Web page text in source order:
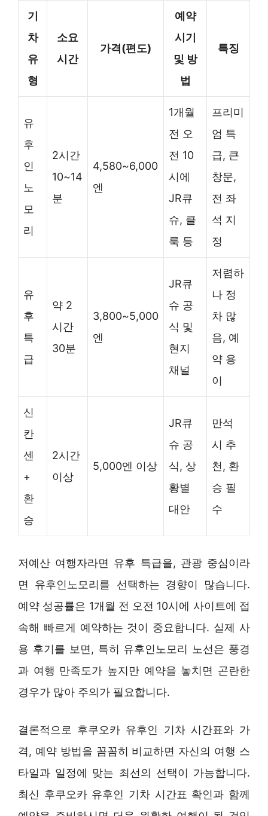
기
차
유
형
소요
시간
가격(편도)
예약
시기
및 방
법
특징
유
후
인
노
모
리
2시간
10~14
분
4,580~6,000
엔
1개월
전 오
전 10
시에
JR큐
슈, 클
룩 등
프리미
엄 특
급, 큰
창문,
전 좌
석 지
정
유
후
특
급
약 2
시간
30분
3,800~5,000
엔
JR큐
슈 공
식 및
현지
채널
저렴하
나 정
차 많
음, 예
약 용
이
신
칸
센
+
환
승
2시간
이상
5,000엔 이상
JR큐
슈 공
식, 상
황별
대안
만석
시 추
천, 환
승 필
수
저예산 여행자라면 유후 특급을, 관광 중심이라
면 유후인노모리를 선택하는 경향이 많습니다.
예약 성공률은 1개월 전 오전 10시에 사이트에 접
속해 빠르게 예약하는 것이 중요합니다. 실제 사
용 후기를 보면, 특히 유후인노모리 노선은 풍경
과 여행 만족도가 높지만 예약을 놓치면 곤란한
경우가 많아 주의가 필요합니다.
결론적으로 후쿠오카 유후인 기차 시간표와 가
격, 예약 방법을 꼼꼼히 비교하면 자신의 여행 스
타일과 일정에 맞는 최선의 선택이 가능합니다.
최신 후쿠오카 유후인 기차 시간표 확인과 함께